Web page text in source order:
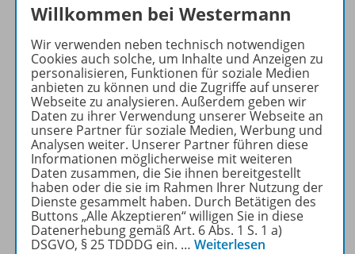
Pünktlich zur Neuordnung
des Lehrplans aktualisieren
wir für Sie unser breites
Portfolio. Es erwarten Sie
moderne, praxisorientierte
Lehrwerkeund
umfangreichedigitale
Materialien.
Mehr erfahren
Willkommen bei Westermann
Wir verwenden neben technisch notwendigen
Cookies auch solche, um Inhalte und Anzeigen zu
personalisieren, Funktionen für soziale Medien
anbieten zu können und die Zugriffe auf unserer
Webseite zu analysieren. Außerdem geben wir
Daten zu ihrer Verwendung unserer Webseite an
unsere Partner für soziale Medien, Werbung und
Analysen weiter. Unserer Partner führen diese
Informationen möglicherweise mit weiteren
Daten zusammen, die Sie ihnen bereitgestellt
haben oder die sie im Rahmen Ihrer Nutzung der
Dienste gesammelt haben. Durch Betätigen des
Buttons „Alle Akzeptieren“ willigen Sie in diese
Datenerhebung gemäß Art. 6 Abs. 1 S. 1 a)
DSGVO, § 25 TDDDG ein. … Weiterlesen